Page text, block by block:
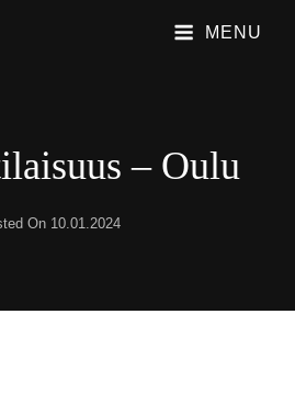
MENU
– Oulu
On 10.01.2024